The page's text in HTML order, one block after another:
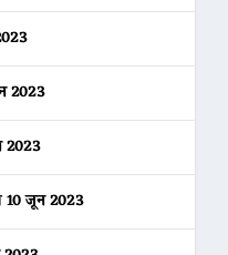
2023
जून 2023